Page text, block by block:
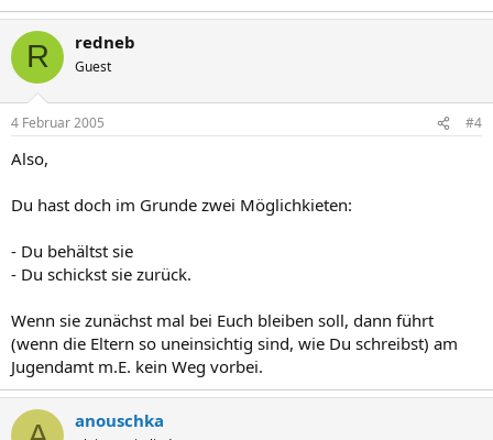
R redneb
Guest
4 Februar 2005 #4
Also,
Du hast doch im Grunde zwei Möglichkieten:
- Du behältst sie
- Du schickst sie zurück.
Wenn sie zunächst mal bei Euch bleiben soll, dann führt
(wenn die Eltern so uneinsichtig sind, wie Du schreibst) am
Jugendamt m.E. kein Weg vorbei.
anouschka